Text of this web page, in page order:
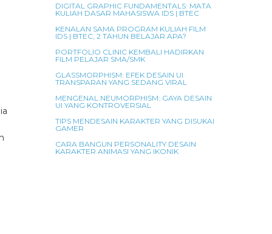
DIGITAL GRAPHIC FUNDAMENTALS: MATA
KULIAH DASAR MAHASISWA IDS | BTEC
KENALAN SAMA PROGRAM KULIAH FILM
IDS | BTEC, 2 TAHUN BELAJAR APA?
PORTFOLIO CLINIC KEMBALI HADIRKAN
FILM PELAJAR SMA/SMK
GLASSMORPHISM: EFEK DESAIN UI
TRANSPARAN YANG SEDANG VIRAL
MENGENAL NEUMORPHISM: GAYA DESAIN
UI YANG KONTROVERSIAL
TIPS MENDESAIN KARAKTER YANG DISUKAI
GAMER
CARA BANGUN PERSONALITY DESAIN
KARAKTER ANIMASI YANG IKONIK